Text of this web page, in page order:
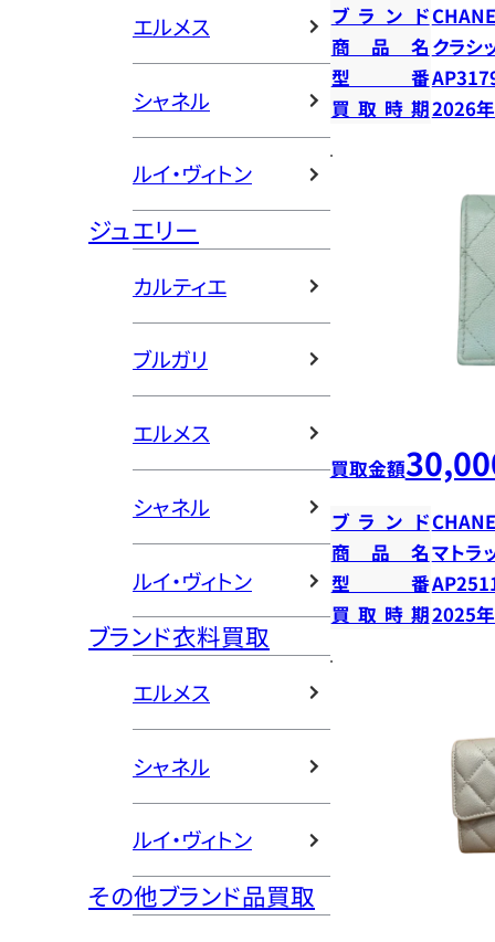
エルメス
シャネル
ルイ・ヴィトン
ジュエリー
カルティエ
ブルガリ
エルメス
シャネル
ルイ・ヴィトン
ブランド衣料買取
エルメス
シャネル
ルイ・ヴィトン
その他ブランド品買取
ブランド
商品名 クラシ
型番
買取時期2026
買取金額
ブランド
商品名マトラ
型番
買取時期2025